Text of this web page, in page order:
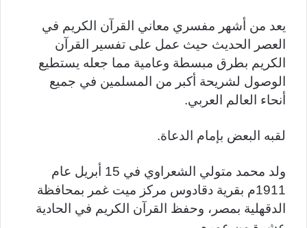
يعد من أشهر مفسري معاني القرآن الكريم في
العصر الحديث حيث عمل على تفسير القرآن
الكريم بطرق مبسطة وعامية مما جعله يستطيع
الوصول لشريحة أكبر من المسلمين في جميع
أنحاء العالم العربي.
لقبه البعض بإمام الدعاة.
ولد محمد متولي الشعراوي في 15 أبريل عام
1911م بقرية دقادوس مركز ميت غمر بمحافظة
الدقهلية بمصر، وحفظ القرآن الكريم في الحادية